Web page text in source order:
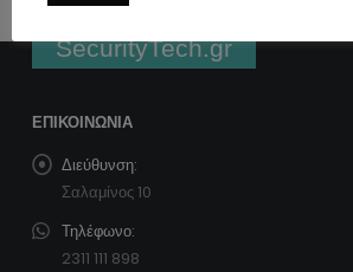
SecurityTech.gr
ΕΠΙΚΟΙΝΩΝΊΑ
Διεύθυνση:
Σαλαμίνος 10
Τηλέφωνο:
2311 111 898